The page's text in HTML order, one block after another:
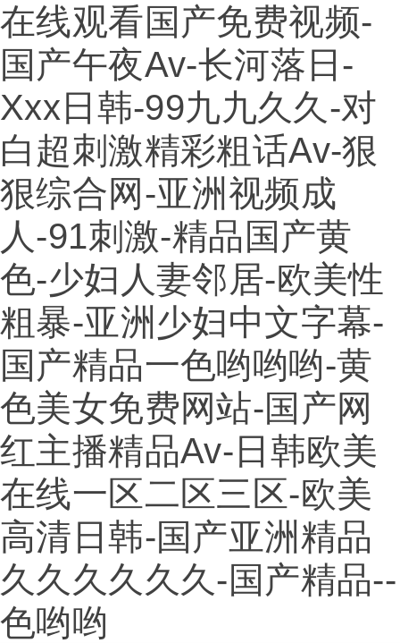
在线观看国产免费视频-
国产午夜av-长河落日-
Xxx日韩-99九九久久-对
白超刺激精彩粗话av-狠
狠综合网-亚洲视频成
人-91刺激-精品国产黄
色-少妇人妻邻居-欧美性
粗暴-亚洲少妇中文字幕-
国产精品一色哟哟哟-黄
色美女免费网站-国产网
红主播精品av-日韩欧美
在线一区二区三区-欧美
高清日韩-国产亚洲精品
久久久久久久-国产精品--
色哟哟